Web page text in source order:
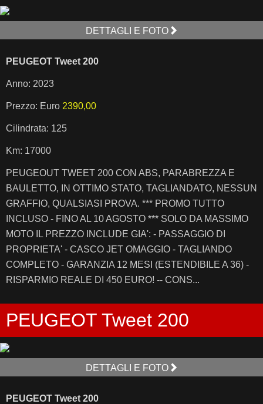
DETTAGLI E FOTO
PEUGEOT Tweet 200
Anno: 2023
Prezzo: Euro 2390,00
Cilindrata: 125
Km: 17000
PEUGEOUT TWEET 200 CON ABS, PARABREZZA E
BAULETTO, IN OTTIMO STATO, TAGLIANDATO, NESSUN
GRAFFIO, QUALSIASI PROVA. *** PROMO TUTTO
INCLUSO - FINO AL 10 AGOSTO *** SOLO DA MASSIMO
MOTO IL PREZZO INCLUDE GIA': - PASSAGGIO DI
PROPRIETA' - CASCO JET OMAGGIO - TAGLIANDO
COMPLETO - GARANZIA 12 MESI (ESTENDIBILE A 36) -
RISPARMIO REALE DI 450 EURO! -- CONS...
PEUGEOT Tweet 200
DETTAGLI E FOTO
PEUGEOT Tweet 200